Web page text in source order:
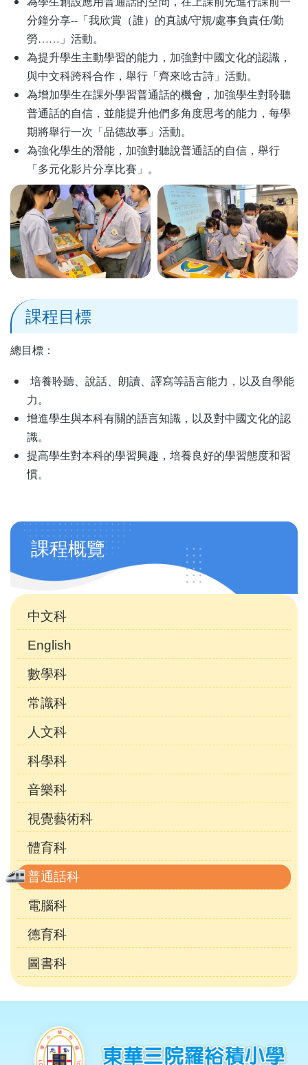
分鐘分享--「我欣賞（誰）的真誠/守規/處事負責任/勤
勞……」活動。
為提升學生主動學習的能力，加強對中國文化的認識，
與中文科跨科合作，舉行「齊來唸古詩」活動。
為增加學生在課外學習普通話的機會，加強學生對聆聽
普通話的自信，並能提升他們多角度思考的能力，每學
期將舉行一次「品德故事」活動。
為強化學生的潛能，加強對聽說普通話的自信，舉行
「多元化影片分享比賽」。
課程目標
總目標：
培養聆聽、說話、朗讀、譯寫等語言能力，以及自學能
力。
增進學生與本科有關的語言知識，以及對中國文化的認
識。
提高學生對本科的學習興趣，培養良好的學習態度和習
慣。
學
天
地
課程概覽
中文科
English
數學科
常識科
人文科
科學科
音樂科
視覺藝術科
體育科
普通話科
電腦科
德育科
圖書科